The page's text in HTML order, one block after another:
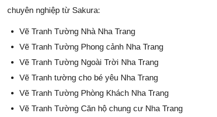
chuyên nghiệp từ Sakura:
Vẽ Tranh Tường Nhà Nha Trang
Vẽ Tranh Tường Phong cảnh Nha Trang
Vẽ Tranh Tường Ngoài Trời Nha Trang
Vẽ Tranh tường cho bé yêu Nha Trang
Vẽ Tranh Tường Phòng Khách Nha Trang
Vẽ Tranh Tường Căn hộ chung cư Nha Trang